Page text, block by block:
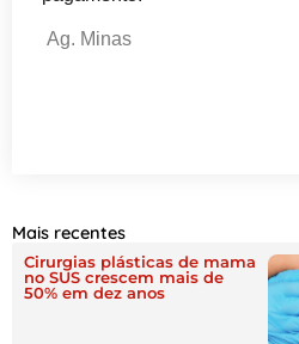
Ag. Minas
Mais recentes
Cirurgias plásticas de mama
no SUS crescem mais de
50% em dez anos